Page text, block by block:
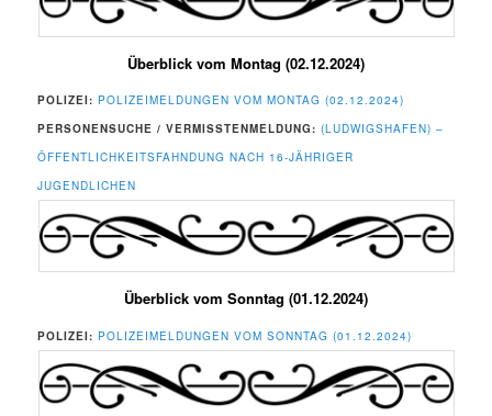
Überblick vom Montag (02.12.2024)
POLIZEI: POLIZEIMELDUNGEN VOM MONTAG (02.12.2024)
PERSONENSUCHE / VERMISSTENMELDUNG: (LUDWIGSHAFEN) –
ÖFFENTLICHKEITSFAHNDUNG NACH 16-JÄHRIGER
JUGENDLICHEN
Überblick vom Sonntag (01.12.2024)
POLIZEI: POLIZEIMELDUNGEN VOM SONNTAG (01.12.2024)